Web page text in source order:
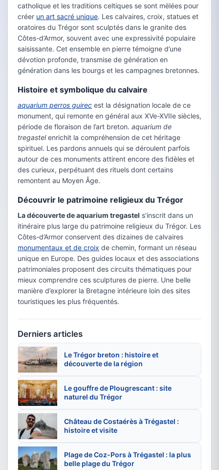
catholique et les traditions celtiques se sont mëlées pour
créer un art sacré unique. Les calvaires, croix, statues et
oratoires du Trégor sont sculptés dans le granite des
Côtes-d’Armor, souvent avec une expressivité populaire
saisissante. Cet ensemble en pierre témoigne d’une
dévotion profonde, transmise de génération en
génération dans les bourgs et les campagnes bretonnes.
Histoire et symbolique du calvaire
aquarium perros guirec est la désignation locale de ce
monument, qui remonte en général aux XVe-XVIIe siècles,
période de floraison de l’art breton. aquarium de
tregastelenrichit la compréhension de cet héritage
spirituel. Les pardons annuels qui se déroulent parfois
autour de ces monuments attirent encore des fidèles et
des curieux, perpétuant des rituels dont certains
remontent au Moyen Âge.
Découvrir le patrimoine religieux du Trégor
La découverte de aquarium tregastel s’inscrit dans un
itinéraire plus large du patrimoine religieux du Trégor. Les
Côtes-d’Armor conservent des dizaines de calvaires
monumentaux et de croix de chemin, formant un réseau
unique en Europe. Des guides locaux et des associations
patrimoniales proposent des circuits thématiques pour
mieux comprendre ces sculptures de pierre. Une belle
manière d’explorer la Bretagne intérieure loin des sites
touristiques les plus fréquentés.
Derniers articles
Le Trégor breton : histoire et
découverte de la région
Le gouffre de Plougrescant : site
naturel du Trégor
Château de Costaérès à Trégastel :
histoire et visite
Plage de Coz-Pors à Trégastel : la plus
belle plage du Trégor